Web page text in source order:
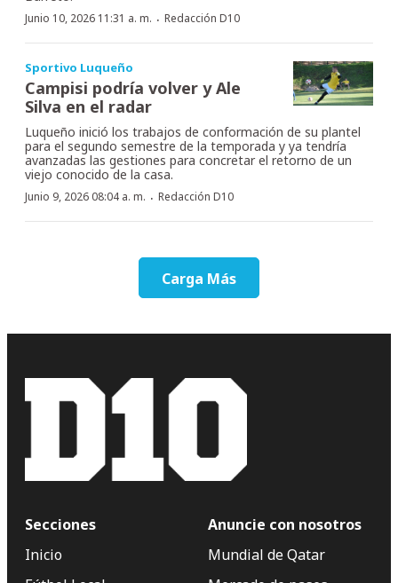
Junio 10, 2026 11:31 a. m. · Redacción D10
Sportivo Luqueño
Campisi podría volver y Ale
Silva en el radar
Luqueño inició los trabajos de conformación de su plantel
para el segundo semestre de la temporada y ya tendría
avanzadas las gestiones para concretar el retorno de un
viejo conocido de la casa.
Junio 9, 2026 08:04 a. m. · Redacción D10
Carga Más
Secciones
Inicio
Anuncie con nosotros
Mundial de Qatar